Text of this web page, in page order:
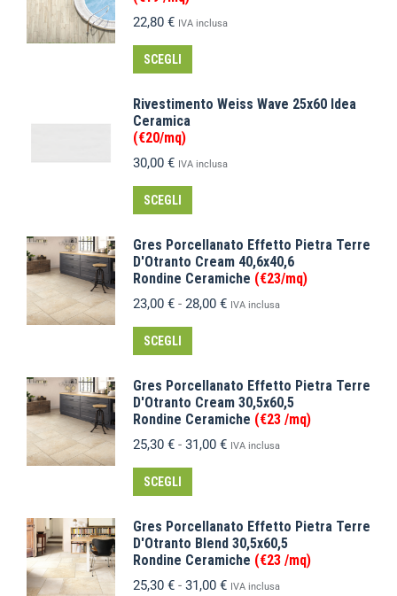
22,80 € IVA inclusa
SCEGLI
Rivestimento Weiss Wave 25x60 Idea
Ceramica
(€20/mq)
30,00 € IVA inclusa
SCEGLI
Gres Porcellanato Effetto Pietra Terre
D'Otranto Cream 40,6x40,6
Rondine Ceramiche (€23/mq)
23,00 € - 28,00 € IVA inclusa
SCEGLI
Gres Porcellanato Effetto Pietra Terre
D'Otranto Cream 30,5x60,5
Rondine Ceramiche (€23 /mq)
25,30 € - 31,00 € IVA inclusa
SCEGLI
Gres Porcellanato Effetto Pietra Terre
D'Otranto Blend 30,5x60,5
Rondine Ceramiche (€23 /mq)
25,30 € - 31,00 € IVA inclusa